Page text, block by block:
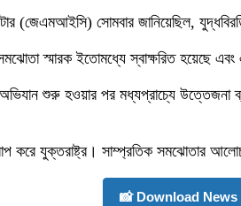
(জেএমআইসি) সোমবার জানিয়েছিল,
স্মারক ইতোমধ্যে স্বাক্ষরিত হয়েছে
শুরু হওয়ার পর মধ্যপ্রাচ্যে উত্তেজনা
করে যুক্তরাষ্ট্র। সাম্প্রতিক সমঝোতার
📸 Download News